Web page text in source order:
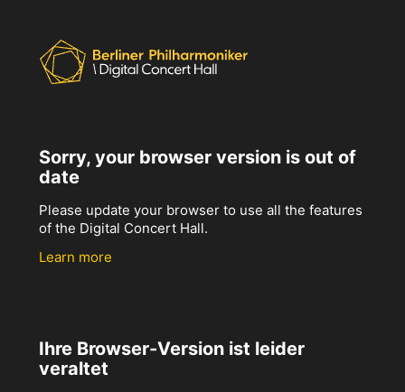
Sorry, your browser version is out of
date
Please update your browser to use all the features
of the Digital Concert Hall.
Learn more
Ihre Browser-Version ist leider
veraltet